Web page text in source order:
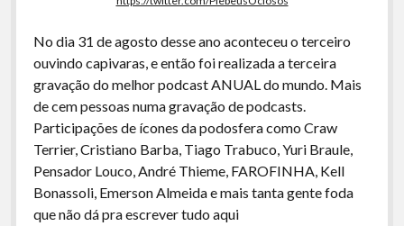
Arquivo CDR
Papo Tranqueira
A Ripa É a Lei
Especiais
Preliminares
No dia 31 de agosto desse ano aconteceu o terceiro
ouvindo capivaras, e então foi realizada a terceira
gravação do melhor podcast ANUAL do mundo. Mais
de cem pessoas numa gravação de podcasts.
Participações de ícones da podosfera como Craw
Terrier, Cristiano Barba, Tiago Trabuco, Yuri Braule,
Pensador Louco, André Thieme, FAROFINHA, Kell
Bonassoli, Emerson Almeida e mais tanta gente foda
que não dá pra escrever tudo aqui